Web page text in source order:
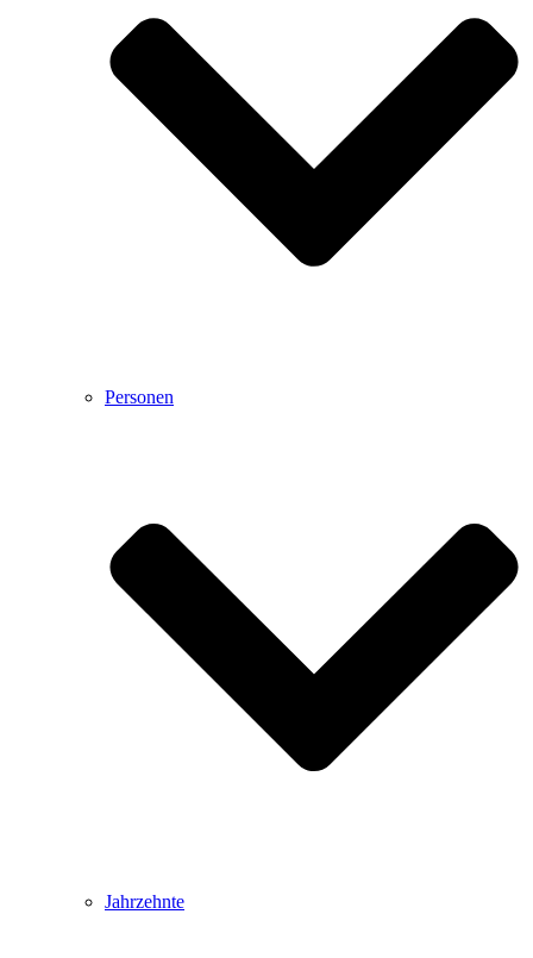
Personen
Jahrzehnte